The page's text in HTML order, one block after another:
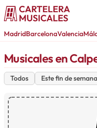
MadridBarcelonaValencia
Musicales en
Todos Este fin de semana